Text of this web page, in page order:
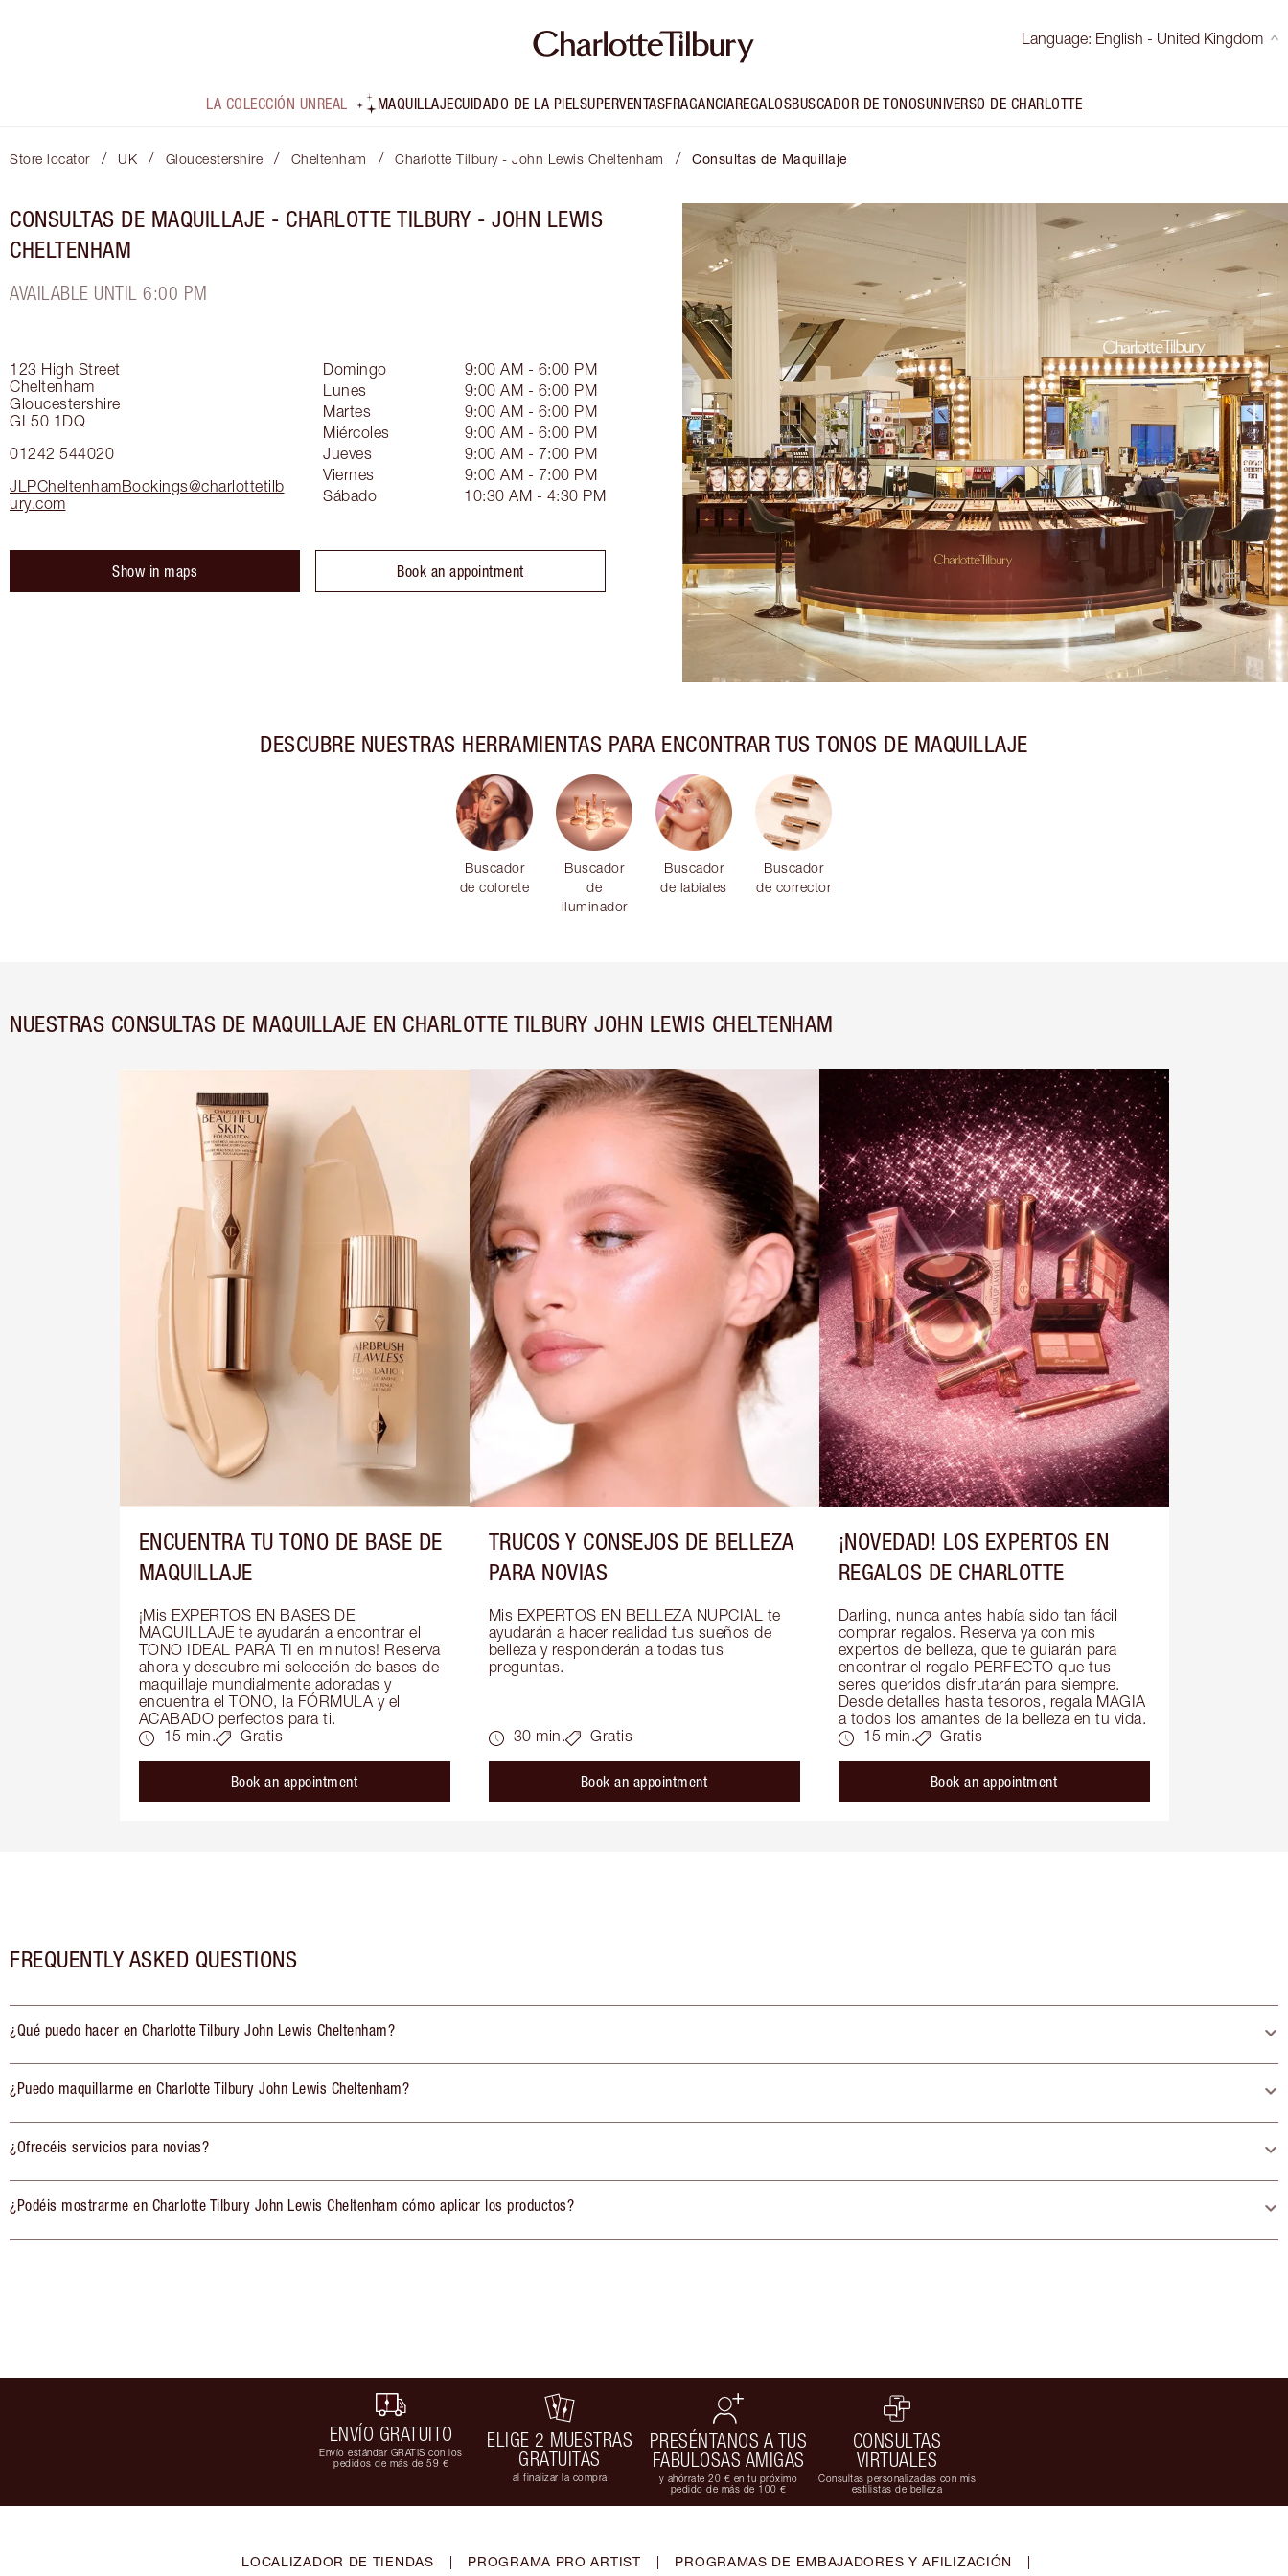
Language: English - United Kingdom
LA COLECCIÓN UNREAL MAQUILLAJECUIDADO DE LA PIELSUPERVENTASFRAGANCIAREGALOSBUSCADOR DE TONOSUNIVERSO DE CHARLOTTE
Store locator / UK / Gloucestershire / Cheltenham / Charlotte Tilbury - John Lewis Cheltenham / Consultas de Maquillaje
CONSULTAS DE MAQUILLAJE - CHARLOTTE TILBURY - JOHN LEWIS
CHELTENHAM
AVAILABLE UNTIL 6:00 PM
123 High Street
Cheltenham
Gloucestershire
GL50 1DQ
01242 544020
JLPCheltenhamBookings@charlottetilb
ury.com
Domingo
9:00 AM - 6:00 PM
Lunes
9:00 AM - 6:00 PM
Martes
9:00 AM - 6:00 PM
Miércoles
9:00 AM - 6:00 PM
Jueves
9:00 AM - 7:00 PM
Viernes
9:00 AM - 7:00 PM
Sábado
10:30 AM - 4:30 PM
Show in maps Book an appointment
DESCUBRE NUESTRAS HERRAMIENTAS PARA ENCONTRAR TUS TONOS DE MAQUILLAJE
Buscador
de colorete
Buscador
de
iluminador
Buscador
de labiales
Buscador
de corrector
NUESTRAS CONSULTAS DE MAQUILLAJE EN CHARLOTTE TILBURY JOHN LEWIS CHELTENHAM
ENCUENTRA TU TONO DE BASE DE
MAQUILLAJE
¡Mis EXPERTOS EN BASES DE
MAQUILLAJE te ayudarán a encontrar el
TONO IDEAL PARA TI en minutos! Reserva
ahora y descubre mi selección de bases de
maquillaje mundialmente adoradas y
encuentra el TONO, la FÓRMULA y el
ACABADO perfectos para ti.
15 min.
Gratis
Book an appointment
TRUCOS Y CONSEJOS DE BELLEZA
PARA NOVIAS
Mis EXPERTOS EN BELLEZA NUPCIAL te
ayudarán a hacer realidad tus sueños de
belleza y responderán a todas tus
preguntas.
30 min. Gratis
Book an appointment
¡NOVEDAD! LOS EXPERTOS EN
REGALOS DE CHARLOTTE
Darling, nunca antes había sido tan fácil
comprar regalos. Reserva ya con mis
expertos de belleza, que te guiarán para
encontrar el regalo PERFECTO que tus
seres queridos disfrutarán para siempre.
Desde detalles hasta tesoros, regala MAGIA
a todos los amantes de la belleza en tu vida.
15 min.
Gratis
Book an appointment
FREQUENTLY ASKED QUESTIONS
¿Qué puedo hacer en Charlotte Tilbury John Lewis Cheltenham?
¿Puedo maquillarme en Charlotte Tilbury John Lewis Cheltenham?
¿Ofrecéis servicios para novias?
¿Podéis mostrarme en Charlotte Tilbury John Lewis Cheltenham cómo aplicar los productos?
ENVÍO GRATUITO
Envío estándar GRATIS con los
pedidos de más de 59 €
ELIGE 2 MUESTRAS
GRATUITAS
al finalizar la compra
PRESÉNTANOS A TUS
FABULOSAS AMIGAS
y ahórrate 20 € en tu próximo
pedido de más de 100 €
CONSULTAS
VIRTUALES
Consultas personalizadas con mis
estilistas de belleza
LOCALIZADOR DE TIENDAS | PROGRAMA PRO ARTIST | PROGRAMAS DE EMBAJADORES Y AFILIZACIÓN |